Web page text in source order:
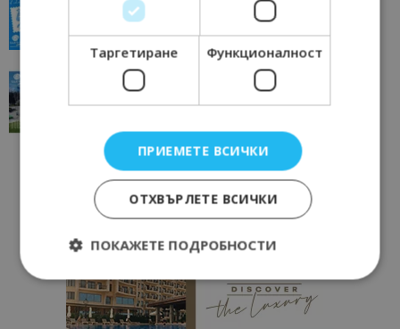
всички времена
“Пощенска картичка от…”: Перник – град на
традициите, културата и вдъхновяващите...
Таргетиране Функционалност
ПРИЕМЕТЕ ВСИЧКИ
ОТХВЪРЛЕТЕ ВСИЧКИ
ПОКАЖЕТЕ ПОДРОБНОСТИ
Строго необходимо
Ефективност